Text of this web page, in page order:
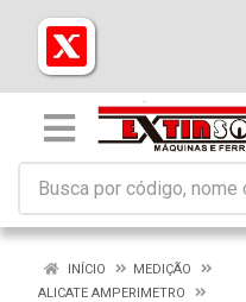
INÍCIO
MEDIÇÃO
ALICATE AMPERIMETRO